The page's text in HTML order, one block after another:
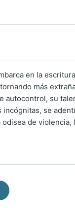
en la
más
autocontrol, su
se
de violencia,